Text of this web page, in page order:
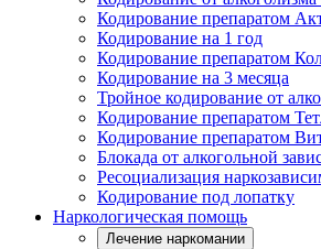
Кодирование препаратом
Кодирование на 1 год
Кодирование препаратом
Кодирование на 3 месяца
Тройное кодирование от
Кодирование препаратом
Кодирование препаратом
Блокада от алкогольной
Ресоциализация
Кодирование под лопатку
Наркологическая помощь
Лечение наркомании